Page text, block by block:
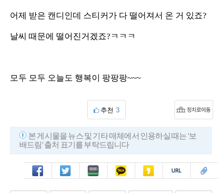
어제 받은 캔디인데 스티커가 다 떨어져서 온 거 있죠?
날씨 때문에 떨어진거겠죠?ㅋㅋㅋ
모두 모두 오늘도 행복이 팡팡팡~~~
추천 3
본 게시물을 뉴스 및 기타 매체에서 인용하실 때는 '보
배드림' 출처 표기를 부탁드립니다
페북 트윗 밴드 카톡 카스 복사 스크랩